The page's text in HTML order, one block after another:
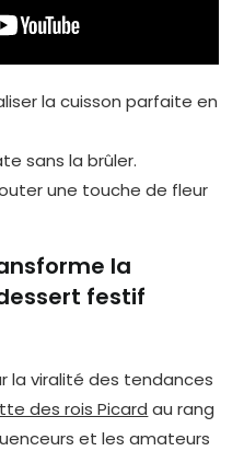
la cuisson parfaite en
sans la brûler.
une touche de fleur
la
festif
la viralité des tendances
des rois Picard au rang
et les amateurs